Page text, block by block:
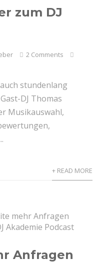
zum DJ
2 Comments
stundenlang
DJ Thomas
Musikauswahl,
+ READ MORE
Anfragen